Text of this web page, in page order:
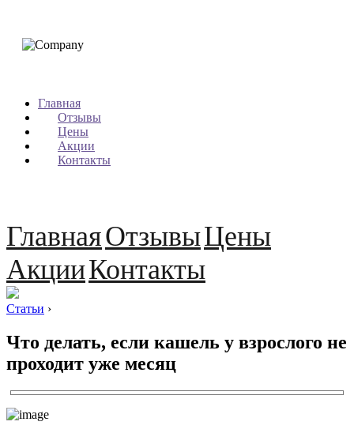
Главная
Отзывы
Цены
Акции
Контакты
ГлавнаяОтзывыЦены
АкцииКонтакты
Статьи ›
Что делать, если кашель у взрослого не
проходит уже месяц